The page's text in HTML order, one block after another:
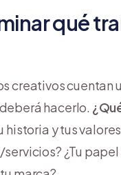
qué
creativos cuentan
hacerlo.
historia y tus
¿Tu papel